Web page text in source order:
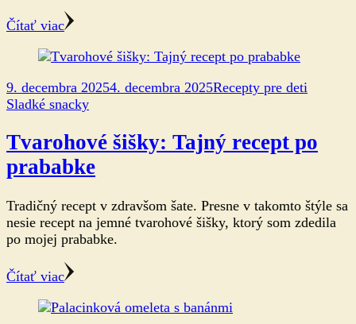
Čítať viac
9. decembra 20254. decembra 2025Recepty pre deti
Sladké snacky
Tvarohové šišky: Tajný recept po
prababke
Tradičný recept v zdravšom šate. Presne v takomto štýle sa
nesie recept na jemné tvarohové šišky, ktorý som zdedila
po mojej prababke.
Čítať viac